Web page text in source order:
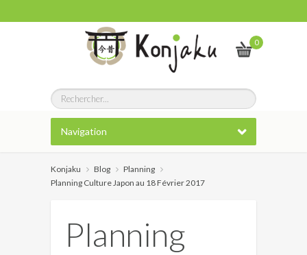
0
Navigation
Konjaku Blog
Planning
Planning Culture Japon au 18 Février 2017
Planning